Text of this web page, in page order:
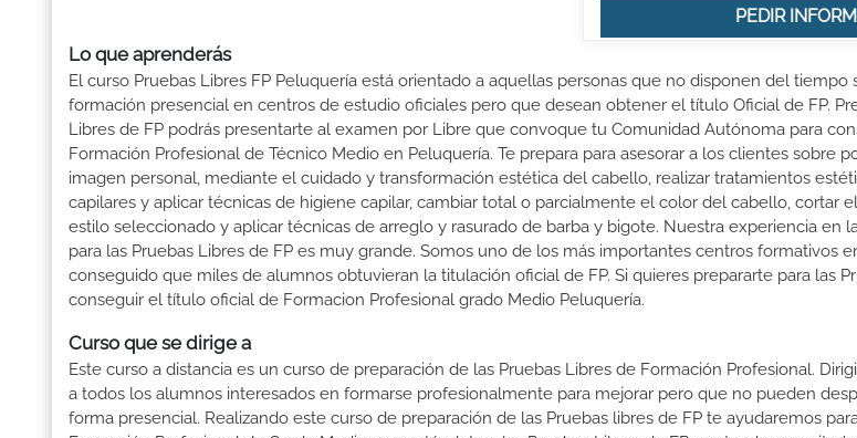
PEDIR
Lo que aprenderás
El curso Pruebas Libres FP Peluquería está orientado a aquellas personas que no disponen del tiempo
formación presencial en centros de estudio oficiales pero que desean obtener el título Oficial de FP.
Libres de FP podrás presentarte al examen por Libre que convoque tu Comunidad Autónoma para
Formación Profesional de Técnico Medio en Peluquería. Te prepara para asesorar a los clientes sobre
imagen personal, mediante el cuidado y transformación estética del cabello, realizar tratamientos
capilares y aplicar técnicas de higiene capilar, cambiar total o parcialmente el color del cabello, cortar
estilo seleccionado y aplicar técnicas de arreglo y rasurado de barba y bigote. Nuestra experiencia en
para las Pruebas Libres de FP es muy grande. Somos uno de los más importantes centros formativos
conseguido que miles de alumnos obtuvieran la titulación oficial de FP. Si quieres prepararte para las
conseguir el título oficial de Formacion Profesional grado Medio Peluquería.
Curso que se dirige a
Este curso a distancia es un curso de preparación de las Pruebas Libres de Formación Profesional.
a todos los alumnos interesados en formarse profesionalmente para mejorar pero que no pueden
forma presencial. Realizando este curso de preparación de las Pruebas libres de FP te ayudaremos